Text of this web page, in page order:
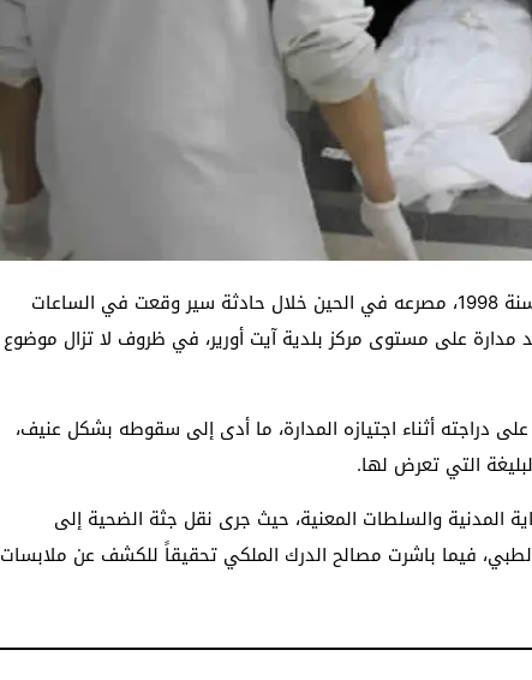
لقي سائق دراجة نارية من نوع “س90”، من مواليد سنة 1998، مصرعه في الحين خلال حادثة سير وقعت في الساعات
مدارة على مستوى مركز بلدية آيت أورير، في ظروف لا تزال موضوع
أثناء اجتيازه المدارة، ما أدى إلى سقوطه بشكل عنيف،
التي تعرض لها.
المدنية والسلطات المعنية، حيث جرى نقل جثة الضحية إلى
فيما باشرت مصالح الدرك الملكي تحقيقاً للكشف عن ملابسات